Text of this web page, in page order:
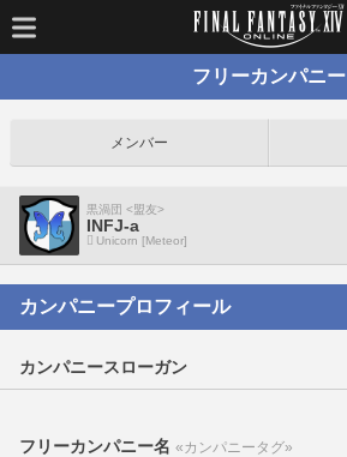
フリーカンパニー
メンバー
黒渦団 <盟友>
INFJ-a
Unicorn [Meteor]
カンパニープロフィール
カンパニースローガン
フリーカンパニー名 «カンパニータグ»